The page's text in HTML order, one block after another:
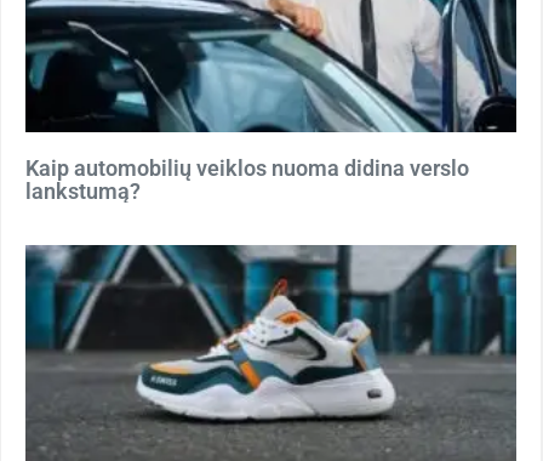
Kaip automobilių veiklos nuoma didina verslo
lankstumą?